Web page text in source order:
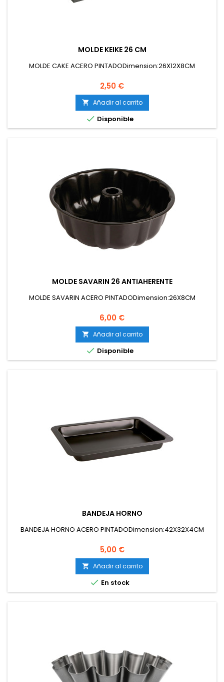
MOLDE KEIKE 26 CM
MOLDE CAKE ACERO PINTADODimension:26X12X8CM
Precio
2,50 €
 Añadir al carrito
 Disponible
MOLDE SAVARIN 26 ANTIAHERENTE
MOLDE SAVARIN ACERO PINTADODimension:26X8CM
Precio
6,00 €
 Añadir al carrito
 Disponible
BANDEJA HORNO
BANDEJA HORNO ACERO PINTADODimension:42X32X4CM
Precio
5,00 €
 Añadir al carrito
 En stock